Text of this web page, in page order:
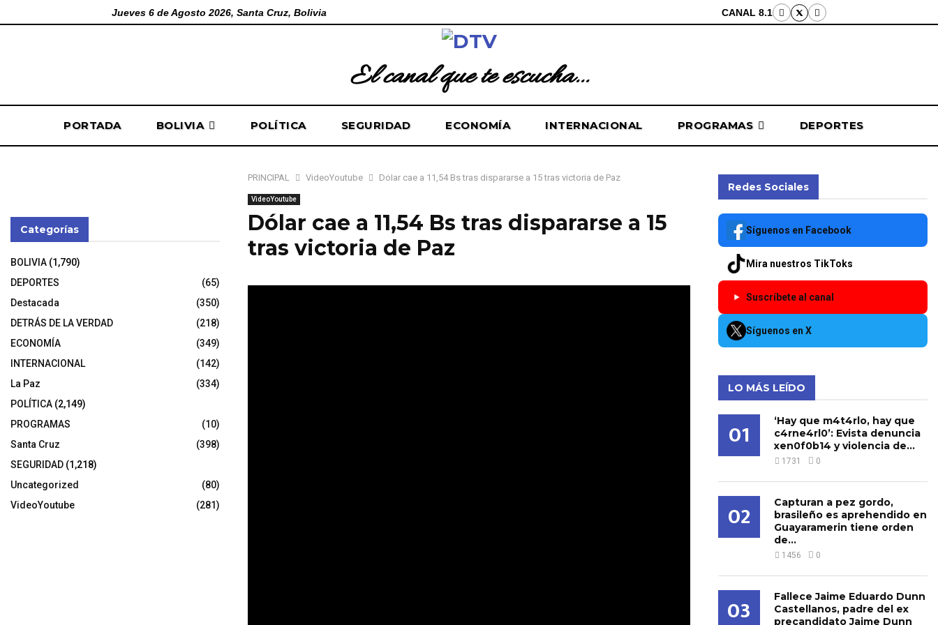
Jueves 6 de Agosto 2026, Santa Cruz, Bolivia CANAL 8.1
El canal que te escucha...
PORTADA BOLIVIA POLÍTICA SEGURIDAD ECONOMÍA INTERNACIONAL PROGRAMAS DEPORTES
PRINCIPAL VideoYoutube Dólar cae a 11,54 Bs tras dispararse a 15 tras victoria de Paz
VideoYoutube
Dólar cae a 11,54 Bs tras dispararse a 15
tras victoria de Paz
Categorías
BOLIVIA (1,790)
DEPORTES
(65)
Destacada
(350)
DETRÁS DE LA VERDAD
(218)
ECONOMÍA
(349)
INTERNACIONAL
(142)
La Paz
(334)
POLÍTICA (2,149)
PROGRAMAS
(10)
Santa Cruz
(398)
SEGURIDAD (1,218)
Uncategorized
(80)
VideoYoutube
(281)
Redes Sociales
Síguenos en Facebook
Mira nuestros TikToks
Suscríbete al canal
Síguenos en X
LO MÁS LEÍDO
01
‘Hay que m4t4rlo, hay que
c4rne4rl0’: Evista denuncia
xen0f0b14 y violencia de...
1731 0
02
Capturan a pez gordo,
brasileño es aprehendido en
Guayaramerin tiene orden
de...
1456 0
03
Fallece Jaime Eduardo Dunn
Castellanos, padre del ex
precandidato Jaime Dunn